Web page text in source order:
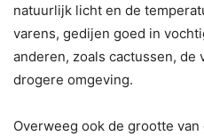
natuurlijk licht en de
varens, gedijen goed in
anderen, zoals cactussen, de
drogere omgeving.
Overweeg ook de grootte van